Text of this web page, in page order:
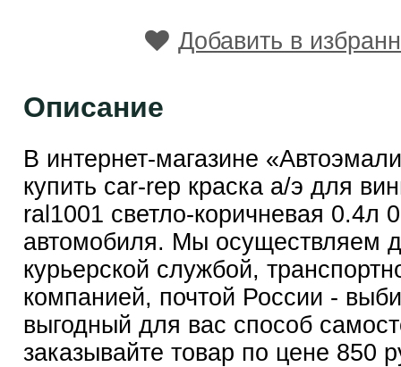
Добавить в
Описание
В интернет-магазине
купить car-rep краска а/э для
ral1001 светло-коричневая 0.4л
автомобиля. Мы осуществляем
курьерской службой,
компанией, почтой России -
выгодный для вас способ
заказывайте товар по цене 850